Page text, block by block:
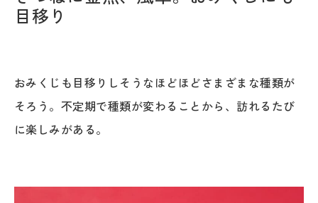
目移り
おみくじも目移りしそうなほどほどさまざまな種類が
そろう。不定期で種類が変わることから、訪れるたび
に楽しみがある。